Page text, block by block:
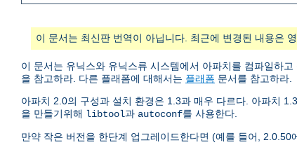
이 문서는 최신판 번역이 아닙니다. 최근에 변경된 내용은
이 문서는 유닉스와 유닉스류 시스템에서 아파치를 컴파일하
을 참고하라. 다른 플래폼에 대해서는 플래폼 문서를 참고하라.
아파치 2.0의 구성과 설치 환경은 1.3과 매우 다르다. 아파치
을 만들기위해 libtool과 autoconf를 사용한다.
만약 작은 버전을 한단계 업그레이드한다면 (예를 들어, 2.0.50